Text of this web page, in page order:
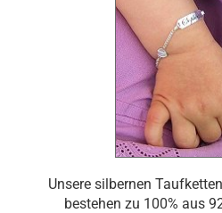
Unsere silbernen
bestehen zu 100% aus